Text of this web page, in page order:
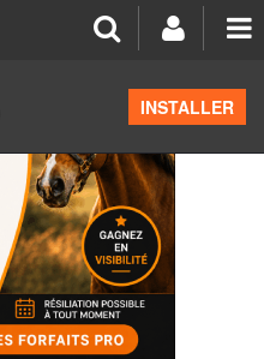
INSTALLER